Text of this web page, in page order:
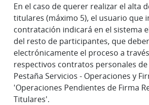
En el caso de querer realizar el alta
titulares (máximo 5), el usuario que
contratación indicará en el sistema
del resto de participantes, que
electrónicamente el proceso a
respectivos contratos personales de
Pestaña Servicios - Operaciones y
'Operaciones Pendientes de Firma
Titulares'.